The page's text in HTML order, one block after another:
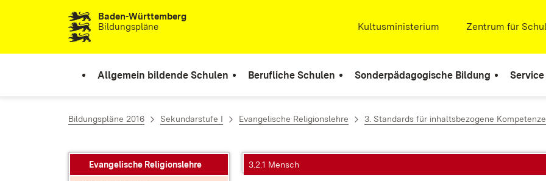
Zum Inhalt springenBaden-Württemberg
Bildungspläne
Extern:
Kultusministerium (Öffnet in neuem
Extern:
Zentrum für
Allgemein bildende Schulen Berufliche Schulen Sonderpädagogische Bildung Service
Bildungspläne 2016 Sekundarstufe I Evangelische Religionslehre 3. Standards für inhaltsbezogene
Evangelische Religionslehre 3.2.1 Mensch